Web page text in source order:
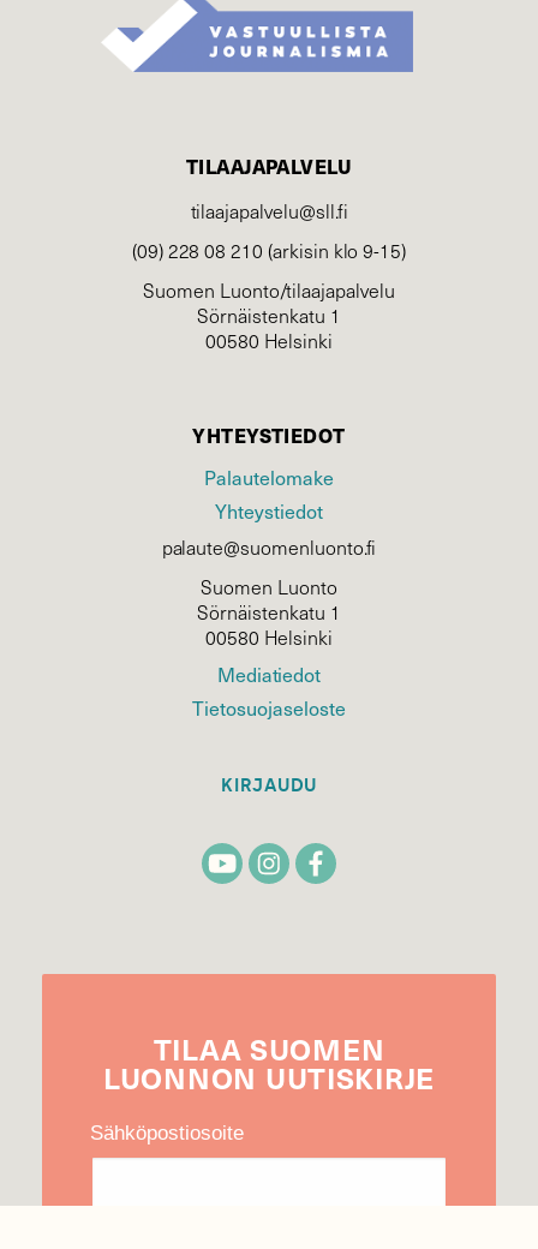
TILAAJAPALVELU
tilaajapalvelu@sll.fi
(09) 228 08 210 (arkisin klo 9-15)
Suomen Luonto/tilaajapalvelu
Sörnäistenkatu 1
00580 Helsinki
YHTEYSTIEDOT
Palautelomake
Yhteystiedot
palaute@suomenluonto.fi
Suomen Luonto
Sörnäistenkatu 1
00580 Helsinki
Mediatiedot
Tietosuojaseloste
KIRJAUDU
TILAA SUOMEN
LUONNON UUTIS­KIRJE
Sähköpostiosoite